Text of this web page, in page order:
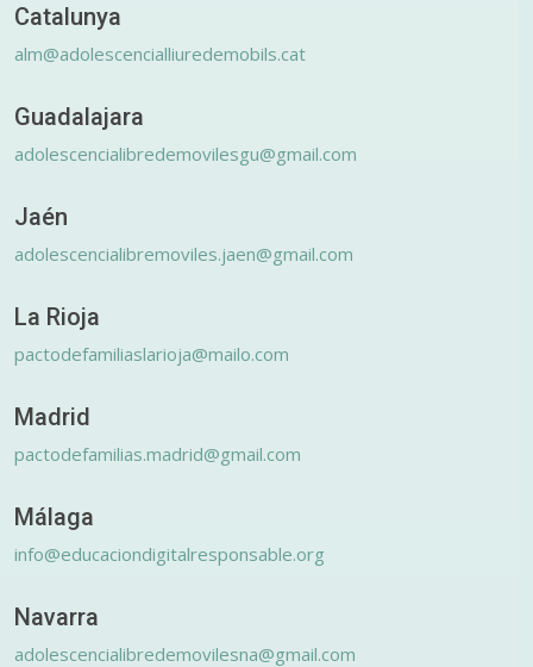
Catalunya
alm@adolescencialliuredemobils.cat
Guadalajara
adolescencialibredemovilesgu@gmail.com
Jaén
adolescencialibremoviles.jaen@gmail.com
La Rioja
pactodefamiliaslarioja@mailo.com
Madrid
pactodefamilias.madrid@gmail.com
Málaga
info@educaciondigitalresponsable.org
Navarra
adolescencialibredemovilesna@gmail.com